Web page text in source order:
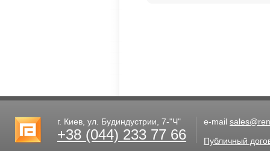
г. Киев, ул. Будиндустрии, 7-"Ч"
+38 (044) 233 77 66
e-mail
Публичный